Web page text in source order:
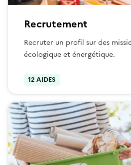
Recrutement
Recruter un profil sur des
écologique et énergétique.
12 AIDES